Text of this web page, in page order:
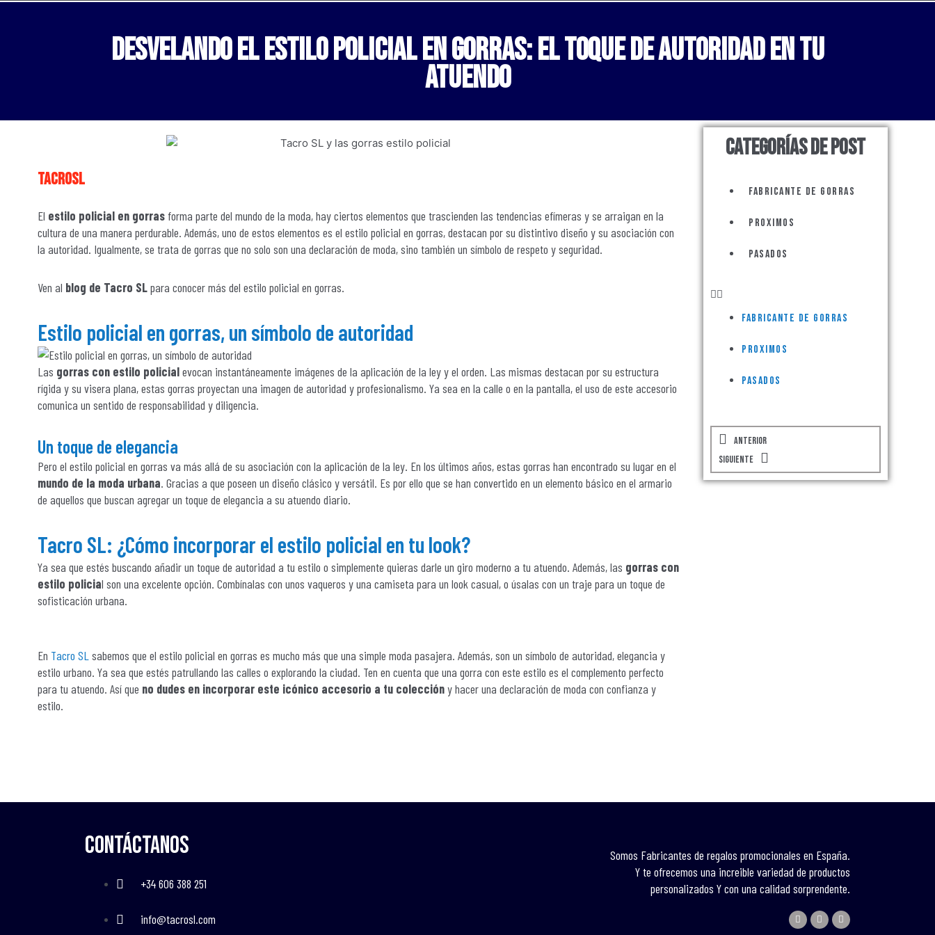
Desvelando el estilo policial en gorras: el toque de autoridad en tu
atuendo
tacrosl
El estilo policial en gorrasforma parte del mundo de la moda, hay ciertos elementos que trascienden las tendencias efímeras y se arraigan en la
cultura de una manera perdurable. Además, uno de estos elementos es el estilo policial en gorras, destacan por su distintivo diseño y su asociación con
la autoridad. Igualmente, se trata de gorras que no solo son una declaración de moda, sino también un símbolo de respeto y seguridad.
Ven al blog de Tacro SLpara conocer más del estilo policial en gorras.
Estilo policial en gorras, un símbolo de autoridad
Las gorras con estilo policialevocan instantáneamente imágenes de la aplicación de la ley y el orden. Las mismas destacan por su estructura
rígida y su visera plana, estas gorras proyectan una imagen de autoridad y profesionalismo. Ya sea en la calle o en la pantalla, el uso de este accesorio
comunica un sentido de responsabilidad y diligencia.
Un toque de elegancia
Pero el estilo policial en gorras va más allá de su asociación con la aplicación de la ley. En los últimos años, estas gorras han encontrado su lugar en el
mundo de la moda urbana. Gracias a que poseen un diseño clásico y versátil. Es por ello que se han convertido en un elemento básico en el armario
de aquellos que buscan agregar un toque de elegancia a su atuendo diario.
Tacro SL: ¿Cómo incorporar el estilo policial en tu look?
Ya sea que estés buscando añadir un toque de autoridad a tu estilo o simplemente quieras darle un giro moderno a tu atuendo. Además, las gorras con
estilo policial son una excelente opción. Combínalas con unos vaqueros y una camiseta para un look casual, o úsalas con un traje para un toque de
sofisticación urbana.
En Tacro SLsabemos que el estilo policial en gorras es mucho más que una simple moda pasajera. Además, son un símbolo de autoridad, elegancia y
estilo urbano. Ya sea que estés patrullando las calles o explorando la ciudad. Ten en cuenta que una gorra con este estilo es el complemento perfecto
para tu atuendo. Así que no dudes en incorporar este icónico accesorio a tu coleccióny hacer una declaración de moda con confianza y
estilo.
Categorías de Post
Fabricante de Gorras
Proximos
Pasados
Fabricante de Gorras
Proximos
Pasados
Prev
Anterior
Siguiente
Contáctanos
+34 606 388 251
info@tacrosl.com
Somos Fabricantes de regalos promocionales en España.
Y te ofrecemos una increible variedad de productos
personalizados Y con una calidad sorprendente.
I
n
s
E
n
v
W
h
a